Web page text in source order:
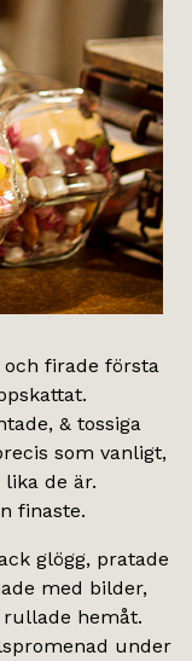
och firade första
& tossiga
som vanligt,
de är.
finaste.
glögg, pratade
med bilder,
hemåt.
under